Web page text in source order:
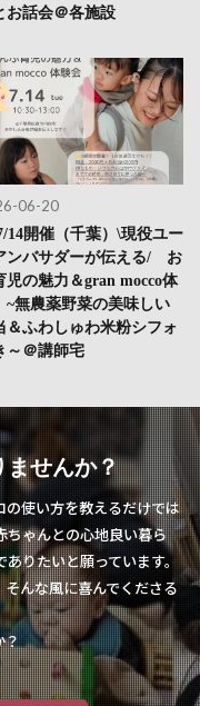
お話会＠各施設
06-20
14開催（千葉）\現役ユー
ンバサダーが伝える/ お
児の魅力＆gran mocco体
無農薬野菜の美味しい
＆ふわしゅわ米粉シフォ
～＠講師宅
ませんか？
の使い方を教えるだけでは
ちゃんとの心地良い暮ら
りたいと願っています。
んな風に喜んでくださる
？